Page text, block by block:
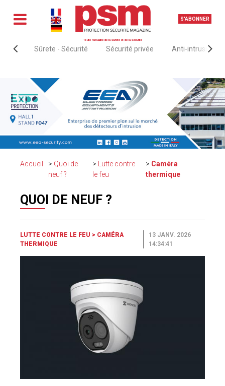
S'ABONNER
Toute l'actualité de la Sûreté et de la Sécurité
Sûrete - Sécurité Sécurité privée Anti-intrusion &
Accueil
Quoi de
neuf ?
Lutte contre
le feu
Caméra
thermique
QUOI DE NEUF ?
LUTTE CONTRE LE FEU > CAMÉRA
THERMIQUE
13 JANV. 2026
14:34:41